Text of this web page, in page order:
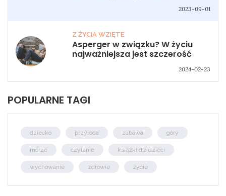
2023-09-01
Z ŻYCIA WZIĘTE
Asperger w związku? W życiu
najważniejsza jest szczerość
2024-02-23
POPULARNE TAGI
dziecko przyroda zabawa góry
morze czytanie książki dla dzieci
wychowanie zdrowie życie